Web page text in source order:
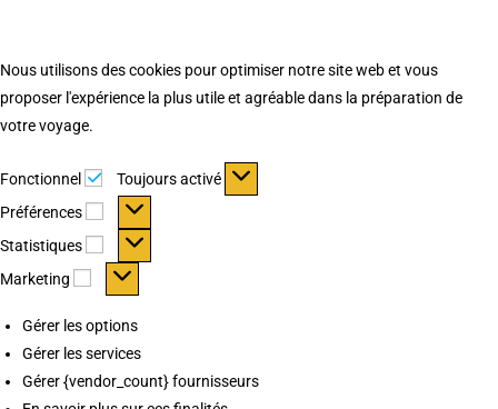
Nous utilisons des cookies pour optimiser notre site web et vous
proposer l'expérience la plus utile et agréable dans la préparation de
votre voyage.
Fonctionnel Fonctionnel
Toujours activé
Préférences
Préférences
Statistiques Statistiques
Marketing Marketing
Gérer les options
Gérer les services
Gérer {vendor_count} fournisseurs